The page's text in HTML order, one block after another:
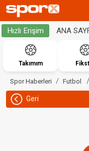
Hızlı Erişim ANA
Takımım
Spor Haberleri Futbol
Geri